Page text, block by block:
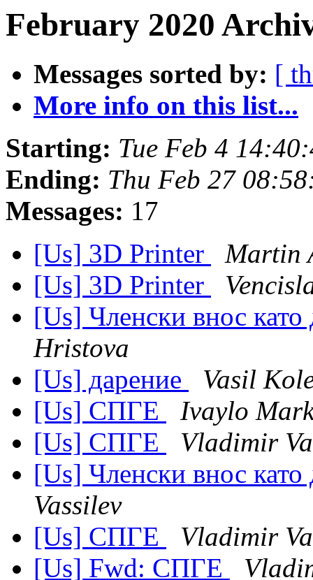
February 2020
Messages sorted by: [
More info on this list...
Starting: Tue Feb 4
Ending: Thu Feb 27
Messages: 17
[Us] 3D Printer
Martin
[Us] 3D Printer
[Us] Членски внос
Hristova
[Us] дарение
Vasil
[Us] СПГЕ
Ivaylo
[Us] СПГЕ
Vladimir
[Us] Членски внос
Vassilev
[Us] СПГЕ
Vladimir
[Us] Fwd: СПГЕ